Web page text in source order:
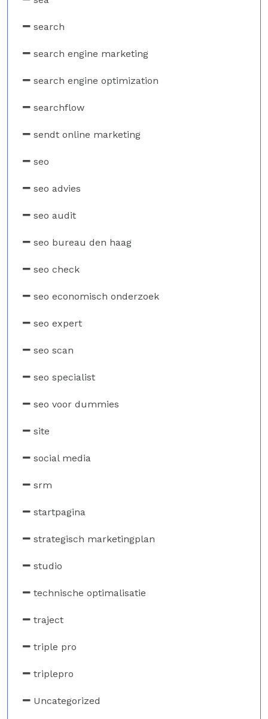
search
search engine marketing
search engine optimization
searchflow
sendt online marketing
seo
seo advies
seo audit
seo bureau den haag
seo check
seo economisch onderzoek
seo expert
seo scan
seo specialist
seo voor dummies
site
social media
srm
startpagina
strategisch marketingplan
studio
technische optimalisatie
traject
triple pro
triplepro
Uncategorized